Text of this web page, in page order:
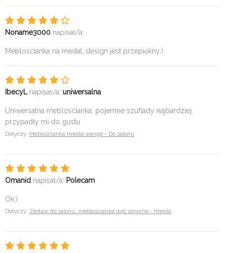
Noname3000 napisał/a:
Meblościanka na medal, design jest przepiękny:)
IbecyLnapisał/a: uniwersalna
Uniwersalna meblościanka, pojemne szuflady najbardziej
przypadły mi do gustu
Dotyczy: Meblościanka Hreida wenge - Do salonu
Omanid napisał/a: Polecam
Ok:)
Dotyczy: Zestaw do salonu, meblościanka dąb sonoma - Hreida